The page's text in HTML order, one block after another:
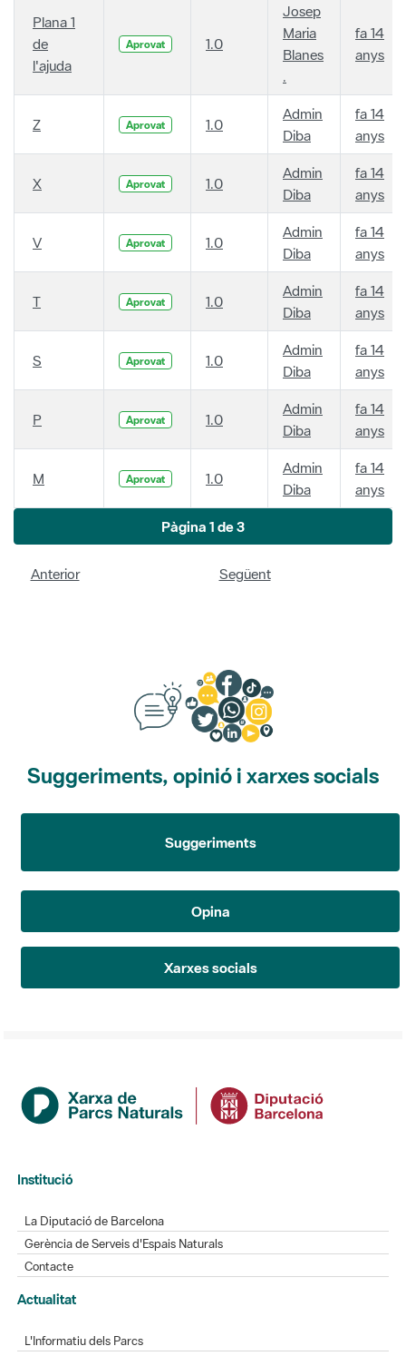
Plana 1
de
l'ajuda
Aprovat 1.0
Josep
Maria
Blanes
.
fa 14
anys
Z Aprovat 1.0
Admin
Diba
fa 14
anys
X Aprovat 1.0
Admin
Diba
fa 14
anys
V Aprovat 1.0
Admin
Diba
fa 14
anys
T Aprovat 1.0
Admin
Diba
fa 14
anys
S Aprovat 1.0
Admin
Diba
fa 14
anys
P Aprovat 1.0
Admin
Diba
fa 14
anys
M Aprovat 1.0
Admin
Diba
fa 14
anys
Pàgina 1 de 3
Anterior Següent
Suggeriments, opinió i xarxes socials
Suggeriments
Opina
Xarxes socials
Institució
La Diputació de Barcelona
Gerència de Serveis d'Espais Naturals
Contacte
Actualitat
L'Informatiu dels Parcs